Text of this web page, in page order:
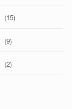
(15)
(9)
(2)